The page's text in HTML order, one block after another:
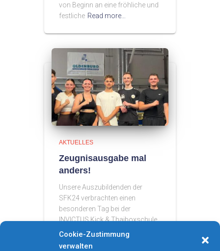
Cookie-Zustimmung
verwalten
von Beginn an eine fröhliche und
festliche Read more…
AKTUELLES
Zeugnisausgabe mal
anders!
Unsere Auszubildenden der
SFK24 verbrachten einen
besonderen Tag bei der
INVICTUS Kick & Thaiboxschule.
Statt klassischem Schulalltag
standen Spaß, Entspannung,